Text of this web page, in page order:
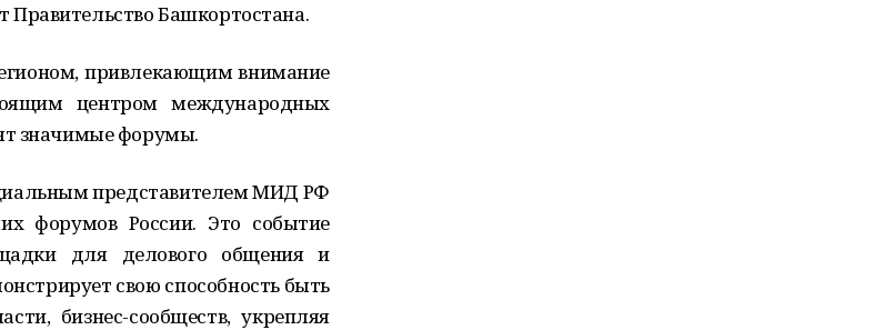
Башкортостана.
привлекающим внимание
центром международных
значимые форумы.
представителем МИД РФ
форумов России. Это событие
для делового общения и
свою способность быть
бизнес-сообществ, укрепляя